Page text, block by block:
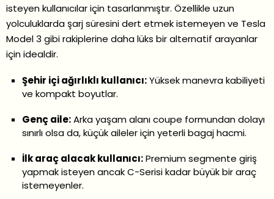
isteyen kullanıcılar için tasarlanmıştır. Özellikle uzun
yolculuklarda şarj süresini dert etmek istemeyen ve Tesla
Model 3 gibi rakiplerine daha lüks bir alternatif arayanlar
için idealdir.
Şehir içi ağırlıklı kullanıcı:Yüksek manevra kabiliyeti
ve kompakt boyutlar.
Genç aile:Arka yaşam alanı coupe formundan dolayı
sınırlı olsa da, küçük aileler için yeterli bagaj hacmi.
İlk araç alacak kullanıcı:Premium segmente giriş
yapmak isteyen ancak C-Serisi kadar büyük bir araç
istemeyenler.